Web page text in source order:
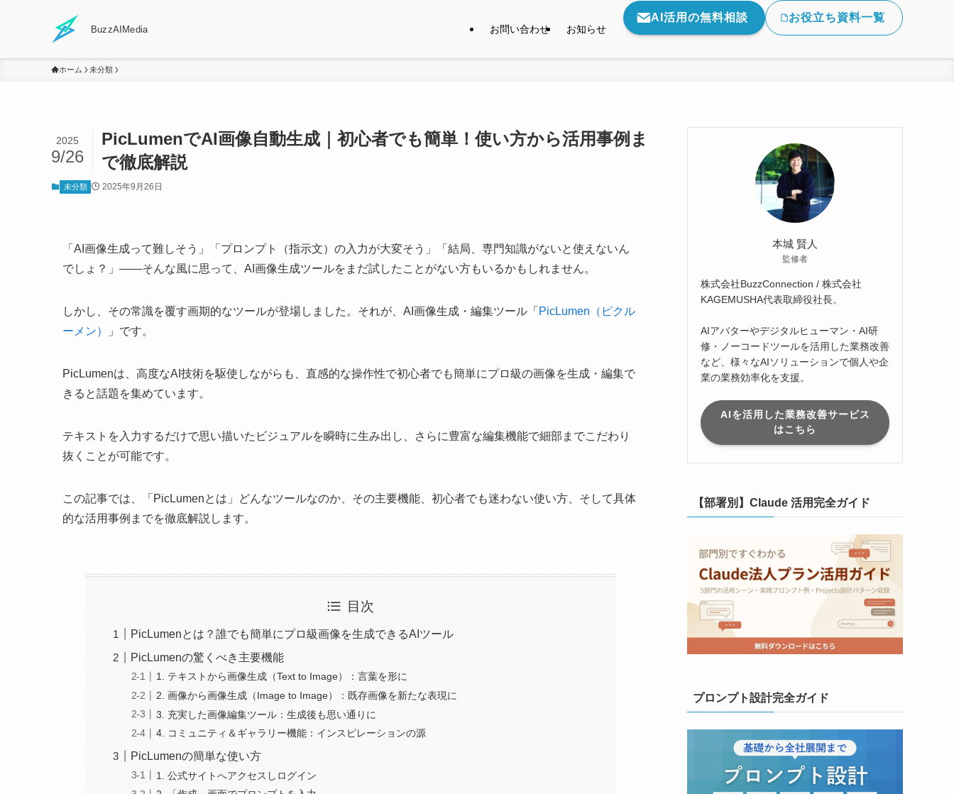
BuzzAIMedia お問い合わせ お知らせ
AI活用の無料相談 お役立ち資料一覧
ホーム 未分類
PicLumenでAI画像自動生成｜初心者でも簡単！使い方から活用事例ま
で徹底解説
2025
9/26
未分類 2025年9月26日
「AI画像生成って難しそう」「プロンプト（指示文）の入力が大変そう」「結局、専門知識がないと使えないん
でしょ？」――そんな風に思って、AI画像生成ツールをまだ試したことがない方もいるかもしれません。
しかし、その常識を覆す画期的なツールが登場しました。それが、AI画像生成・編集ツール「 PicLumen（ピクル
ーメン）
」です。
PicLumenは、高度なAI技術を駆使しながらも、直感的な操作性で初心者でも簡単にプロ級の画像を生成・編集で
きると話題を集めています。
テキストを入力するだけで思い描いたビジュアルを瞬時に生み出し、さらに豊富な編集機能で細部までこだわり
抜くことが可能です。
この記事では、「PicLumenとは」どんなツールなのか、その主要機能、初心者でも迷わない使い方、そして具体
的な活用事例までを徹底解説します。
目次
PicLumenとは？誰でも簡単にプロ級画像を生成できるAIツール
PicLumenの驚くべき主要機能
1. テキストから画像生成（Text to Image）：言葉を形に
2. 画像から画像生成（Image to Image）：既存画像を新たな表現に
3. 充実した画像編集ツール：生成後も思い通りに
4. コミュニティ＆ギャラリー機能：インスピレーションの源
PicLumenの簡単な使い方
1. 公式サイトへアクセスしログイン
本城 賢人
監修者
株式会社BuzzConnection / 株式会社
KAGEMUSHA代表取締役社長。
AIアバターやデジタルヒューマン・AI研
修・ノーコードツールを活用した業務改善
など、様々なAIソリューションで個人や企
業の業務効率化を支援。
AIを活用した業務改善サービス
はこちら
【部署別】Claude 活用完全ガイド
プロンプト設計完全ガイド